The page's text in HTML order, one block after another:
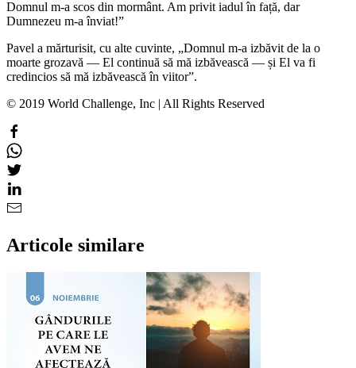
Domnul m-a scos din mormânt. Am privit iadul în față, dar
Dumnezeu m-a înviat!”
Pavel a mărturisit, cu alte cuvinte, „Domnul m-a izbăvit de la o
moarte grozavă — El continuă să mă izbăvească — și El va fi
credincios să mă izbăvească în viitor”.
© 2019 World Challenge, Inc | All Rights Reserved
Articole similare